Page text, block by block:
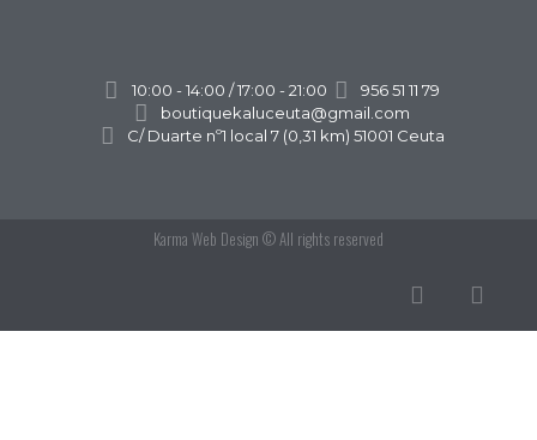
10:00 - 14:00 / 17:00 - 21:00
956 51 11 79
boutiquekaluceuta@gmail.com
C/ Duarte nº1 local 7 (0,31 km) 51001 Ceuta
Karma Web Design © All rights reserved